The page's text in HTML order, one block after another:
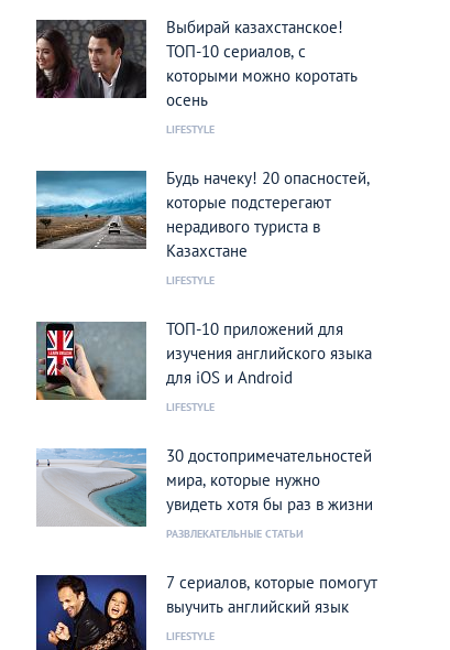
Выбирай казахстанское!
ТОП-10 сериалов, с
которыми можно коротать
осень
LIFESTYLE
Будь начеку! 20 опасностей,
которые подстерегают
нерадивого туриста в
Казахстане
LIFESTYLE
ТОП-10 приложений для
изучения английского языка
для iOS и Android
LIFESTYLE
30 достопримечательностей
мира, которые нужно
увидеть хотя бы раз в жизни
РАЗВЛЕКАТЕЛЬНЫЕ СТАТЬИ
7 сериалов, которые помогут
выучить английский язык
LIFESTYLE